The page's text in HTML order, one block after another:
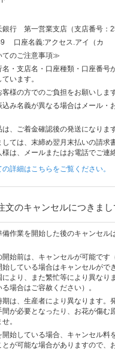
銀行 第一営業支店（支店番号
口座名義:アクセス.アイ（カ
のご注意事項≫
・支店名・口座種類・口座番号
います。
様の方でのご負担をお願いします
み名義が異なる場合はメール・
、ご着金確認後の発送になります
ては、末締め翌月末払いの請求
は、メールまたはお電話でご連
詳細はこちらをご覧ください。
文のキャンセルにつきまし
備作業を開始した後のキャンセル
開始前は、キャンセルが可能です
始している場合はキャンセルがで
より、また繁忙等により異なり
場合はご容赦ください）。
は、生産者により異なります。
が必要となったり、お花が傷む
。
始している場合、キャンセル料
が可能な場合がありますので、